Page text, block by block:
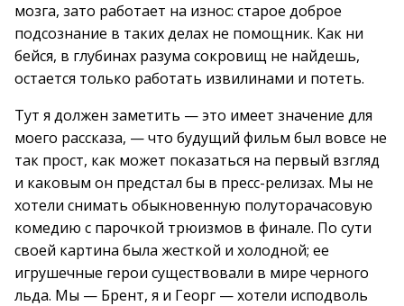
мозга, зато работает на износ: старое доброе
подсознание в таких делах не помощник. Как ни
бейся, в глубинах разума сокровищ не найдешь,
остается только работать извилинами и потеть.
Тут я должен заметить — это имеет значение для
моего рассказа, — что будущий фильм был вовсе не
так прост, как может показаться на первый взгляд
и каковым он предстал бы в пресс-релизах. Мы не
хотели снимать обыкновенную полуторачасовую
комедию с парочкой трюизмов в финале. По сути
своей картина была жесткой и холодной; ее
игрушечные герои существовали в мире черного
льда. Мы — Брент, я и Георг — хотели исподволь